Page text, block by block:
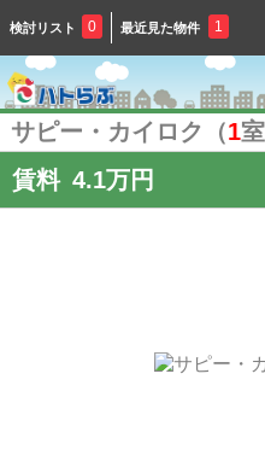
検討リスト 0 最近見た物件 1
サピー・カイロク（1室
賃料 4.1万円